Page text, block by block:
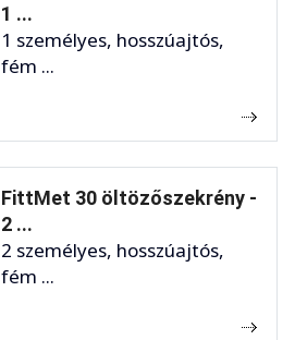
1 ...
1 személyes, hosszúajtós,
fém ...
FittMet 30 öltözőszekrény -
2 ...
2 személyes, hosszúajtós,
fém ...